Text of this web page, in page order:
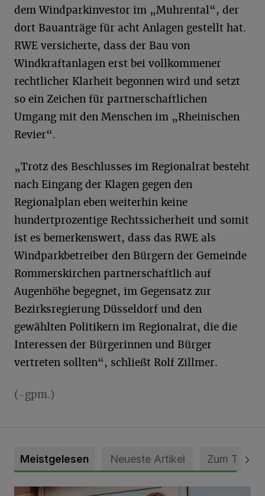
dem Windparkinvestor im „Muhrental“, der
dort Bauanträge für acht Anlagen gestellt hat.
RWE versicherte, dass der Bau von
Windkraftanlagen erst bei vollkommener
rechtlicher Klarheit begonnen wird und setzt
so ein Zeichen für partnerschaftlichen
Umgang mit den Menschen im „Rheinischen
Revier“.
„Trotz des Beschlusses im Regionalrat besteht
nach Eingang der Klagen gegen den
Regionalplan eben weiterhin keine
hundertprozentige Rechtssicherheit und somit
ist es bemerkenswert, dass das RWE als
Windparkbetreiber den Bürgern der Gemeinde
Rommerskirchen partnerschaftlich auf
Augenhöhe begegnet, im Gegensatz zur
Bezirksregierung Düsseldorf und den
gewählten Politikern im Regionalrat, die die
Interessen der Bürgerinnen und Bürger
vertreten sollten“, schließt Rolf Zillmer.
(-gpm.)
Meistgelesen Neueste Artikel Zum Thema
DRK Grevenbroich feiert Einweihung des neuen Domizils